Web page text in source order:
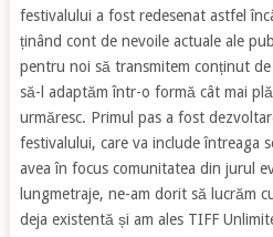
festivalului a fost redesenat astfel
ținând cont de nevoile actuale ale
pentru noi să transmitem conținut
să-l adaptăm într-o formă cât mai
urmăresc. Primul pas a fost
festivalului, care va include întreaga
avea în focus comunitatea din jurul
lungmetraje, ne-am dorit să lucrăm
deja existentă și am ales TIFF